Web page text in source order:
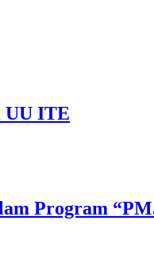
UU ITE
Program